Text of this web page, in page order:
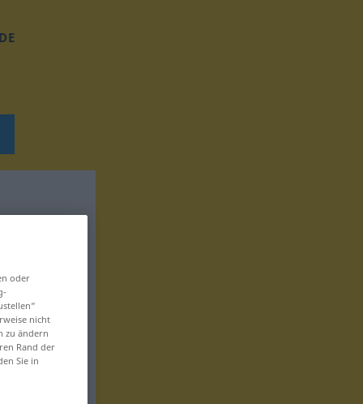
oder
nicht
zu ändern
Rand der
Sie in